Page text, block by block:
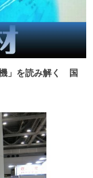
機」を読み解く 国